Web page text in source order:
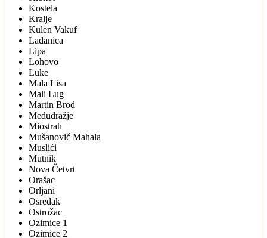
Kostela
Kralje
Kulen Vakuf
Lađanica
Lipa
Lohovo
Luke
Mala Lisa
Mali Lug
Martin Brod
Međudražje
Miostrah
Mušanović Mahala
Muslići
Mutnik
Nova Četvrt
Orašac
Orljani
Osredak
Ostrožac
Ozimice 1
Ozimice 2